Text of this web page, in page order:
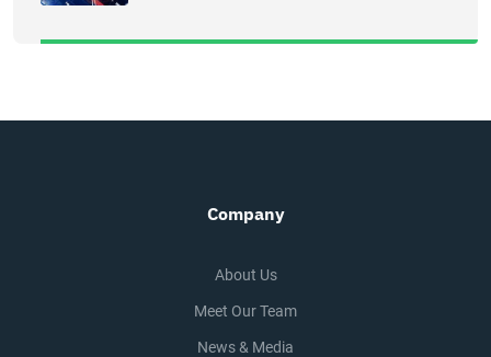
Company
About Us
Meet Our Team
News & Media